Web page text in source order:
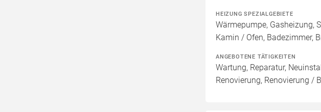
HEIZUNG SPEZIALGEBIETE
Wärmepumpe, Gasheizung,
Kamin / Ofen, Badezimmer,
ANGEBOTENE TÄTIGKEITEN
Wartung, Reparatur,
Renovierung, Renovierung /